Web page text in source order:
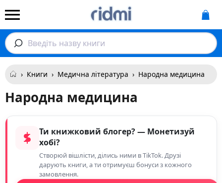
Введіть назву книги
› Книги › Медична література › Народна медицина
Народна медицина
Ти книжковий блогер? — Монетизуй
хобі?
Створюй вішлісти, ділись ними в TikTok. Друзі
дарують книги, а ти отримуєш бонуси з кожного
замовлення.